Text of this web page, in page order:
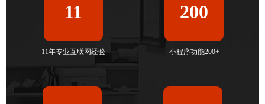
11
11年专业互联网经验
200
小程序功能200+